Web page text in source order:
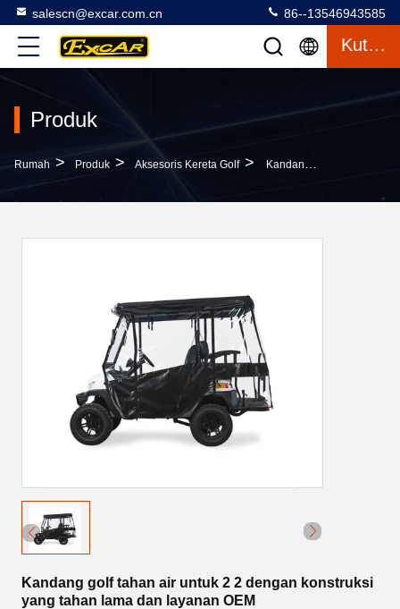
salescn@excar.com.cn 86--13546943585
Kutipan
Produk
Rumah > Produk > Aksesoris Kereta Golf > Kandang Golf Tahan Air Untuk 2 2 Dengan Konstruksi Yang Tahan Lama Dan Layanan OEM
Kandang golf tahan air untuk 2 2 dengan konstruksi
yang tahan lama dan layanan OEM